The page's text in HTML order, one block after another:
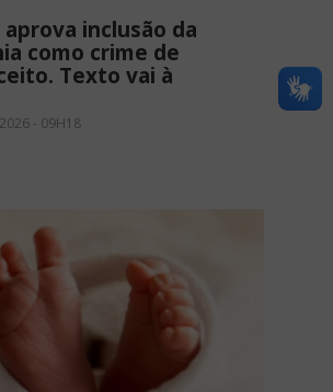
aprova inclusão da
como crime de
Texto vai à
- 09H18